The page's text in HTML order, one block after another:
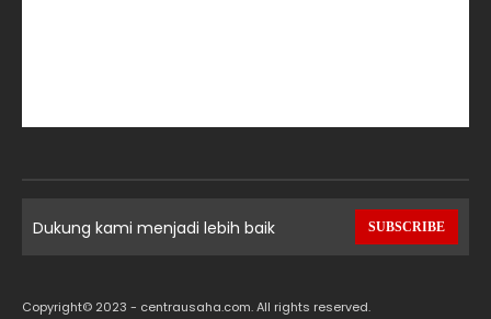
Dukung kami menjadi lebih baik SUBSCRIBE
Copyright© 2023 - centrausaha.com. All rights reserved.